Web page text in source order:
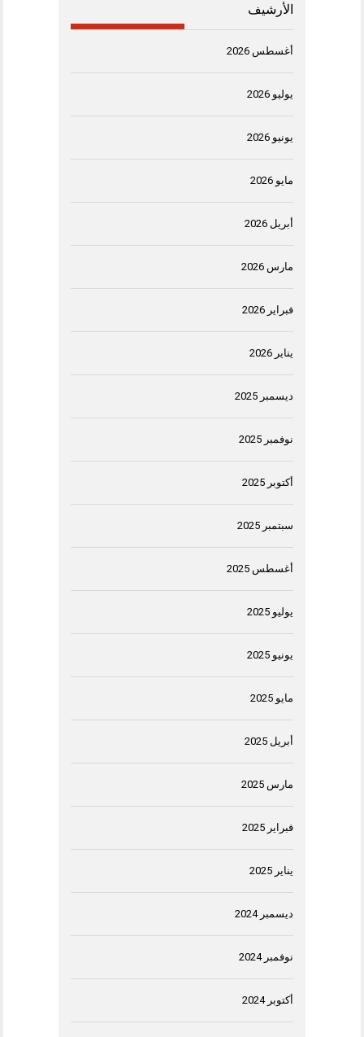
الأرشيف
أغسطس 2026
يوليو 2026
يونيو 2026
مايو 2026
أبريل 2026
مارس 2026
فبراير 2026
يناير 2026
ديسمبر 2025
نوفمبر 2025
أكتوبر 2025
سبتمبر 2025
أغسطس 2025
يوليو 2025
يونيو 2025
مايو 2025
أبريل 2025
مارس 2025
فبراير 2025
يناير 2025
ديسمبر 2024
نوفمبر 2024
أكتوبر 2024